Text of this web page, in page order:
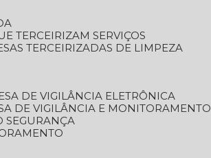
TERCEIRIZAM SERVIÇOS
TERCEIRIZADAS DE LIMPEZA
DE VIGILÂNCIA ELETRÔNICA
DE VIGILÂNCIA E MONITORAMENTO
SEGURANÇA